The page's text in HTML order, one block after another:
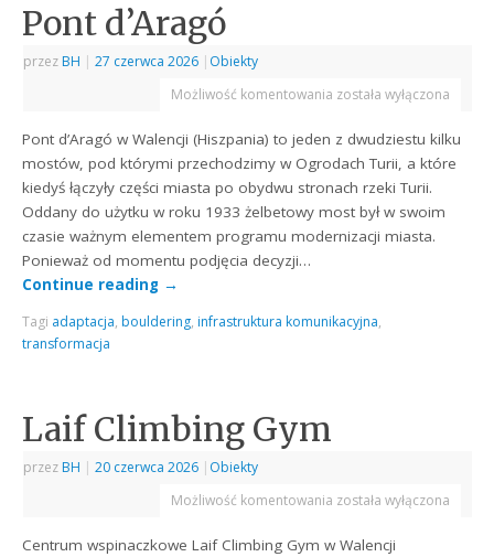
Pont d’Aragó
przez BH | 27 czerwca 2026 | Obiekty
Możliwość komentowania została wyłączona
Pont d’Aragó w Walencji (Hiszpania) to jeden z dwudziestu kilku
mostów, pod którymi przechodzimy w Ogrodach Turii, a które
kiedyś łączyły części miasta po obydwu stronach rzeki Turii.
Oddany do użytku w roku 1933 żelbetowy most był w swoim
czasie ważnym elementem programu modernizacji miasta.
Ponieważ od momentu podjęcia decyzji…
Continue reading →
Tagi adaptacja, bouldering, infrastruktura komunikacyjna,
transformacja
Laif Climbing Gym
przez BH | 20 czerwca 2026 | Obiekty
Możliwość komentowania została wyłączona
Centrum wspinaczkowe Laif Climbing Gym w Walencji